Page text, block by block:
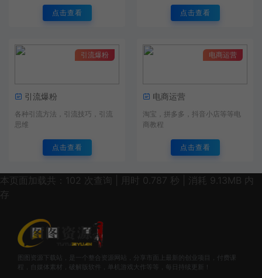
点击查看 点击查看
引流爆粉
引流爆粉
各种引流方法，引流技巧，引流
思维
点击查看
电商运营
电商运营
淘宝，拼多多，抖音小店等等电
商教程
点击查看
本页面加载共：102 次查询 | 用时 0.787 秒 | 消耗 9.13MB 内
存
图图资源下载站，是一个整合资源网站，分享市面上最新的创业项目，付费课
程，自媒体素材，破解版软件，单机游戏大作等等，每日持续更新！